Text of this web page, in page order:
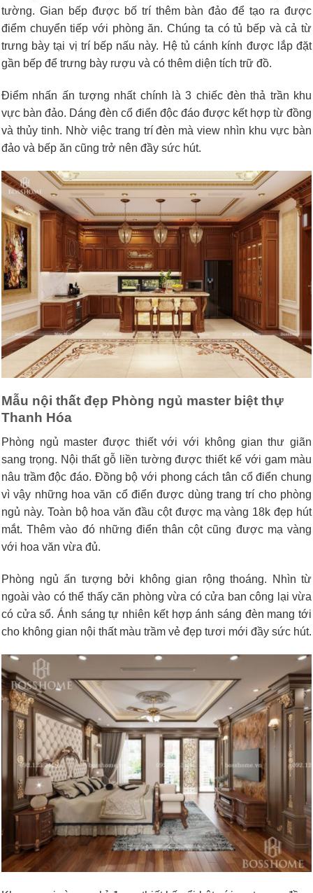
tường. Gian bếp được bố trí thêm bàn đảo để tạo ra được
điểm chuyển tiếp với phòng ăn. Chúng ta có tủ bếp và cả từ
trưng bày tại vị trí bếp nấu này. Hệ tủ cánh kính được lắp đặt
gần bếp để trưng bày rượu và có thêm diện tích trữ đồ.
Điểm nhấn ấn tượng nhất chính là 3 chiếc đèn thả trần khu
vực bàn đảo. Dáng đèn cổ điển độc đáo được kết hợp từ đồng
và thủy tinh. Nhờ việc trang trí đèn mà view nhìn khu vực bàn
đảo và bếp ăn cũng trở nên đầy sức hút.
Mẫu nội thất đẹp Phòng ngủ master biệt thự
Thanh Hóa
Phòng ngủ master được thiết với với không gian thư giãn
sang trọng. Nội thất gỗ liền tường được thiết kế với gam màu
nâu trầm độc đáo. Đồng bộ với phong cách tân cổ điển chung
vì vậy những hoa văn cổ điển được dùng trang trí cho phòng
ngủ này. Toàn bộ hoa văn đầu cột được mạ vàng 18k đẹp hút
mắt. Thêm vào đó những điển thân cột cũng được mạ vàng
với hoa văn vừa đủ.
Phòng ngủ ấn tượng bởi không gian rộng thoáng. Nhìn từ
ngoài vào có thể thấy căn phòng vừa có cửa ban công lại vừa
có cửa sổ. Ánh sáng tự nhiên kết hợp ánh sáng đèn mang tới
cho không gian nội thất màu trầm vẻ đẹp tươi mới đầy sức hút.